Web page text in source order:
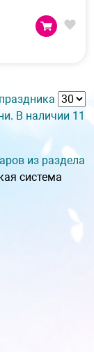
В наличии 11
из раздела
система